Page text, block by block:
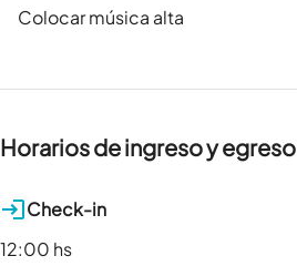
Colocar música alta
Horarios de ingreso y egreso
Check-in
12:00 hs